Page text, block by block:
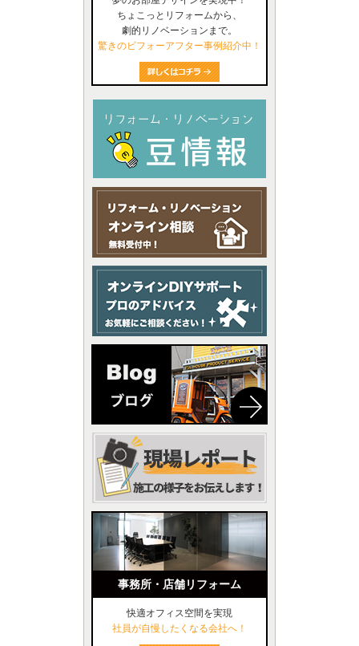
ちょこっとリフォームから、
劇的リノベーションまで。
驚きのビフォーアフター事例紹介中！
事務所・店舗リフォーム
快適オフィス空間を実現
社員が自慢したくなる会社へ！